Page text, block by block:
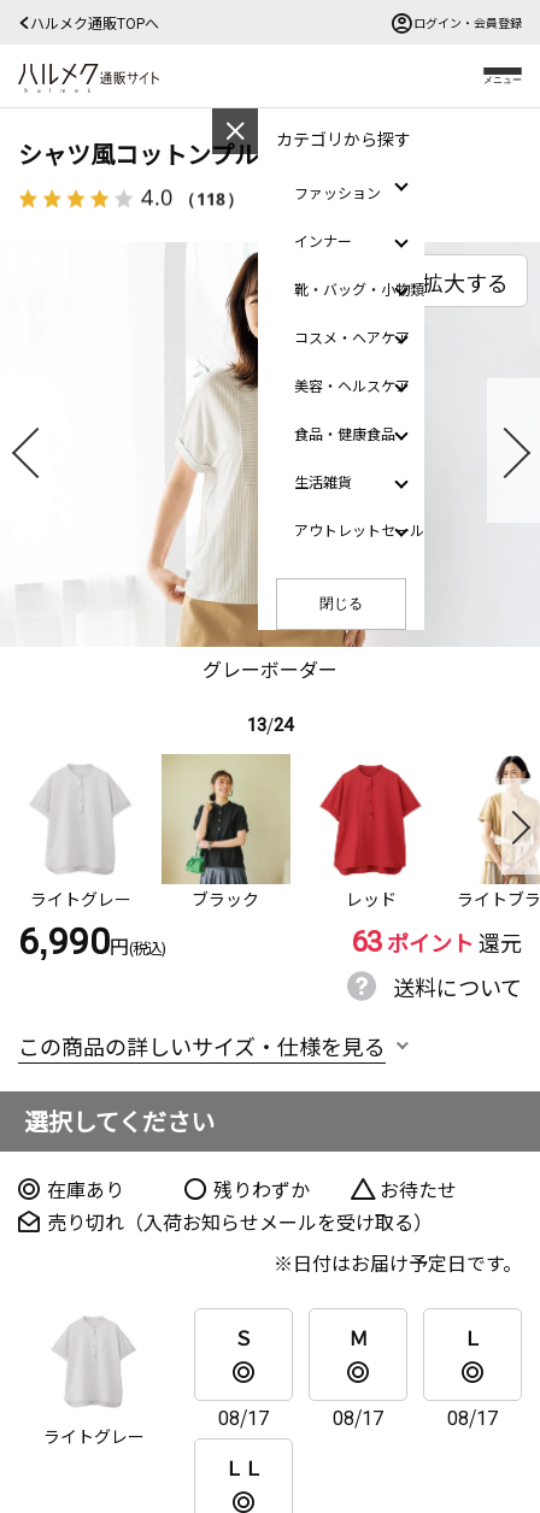
ハルメク通販TOPへ ログイン・会員登録
メニュー
カテゴリから探す
ファッション
インナー
靴・バッグ・小物類
コスメ・ヘアケア
美容・ヘルスケア
食品・健康食品
生活雑貨
アウトレットセール
閉じる
シャツ風コットンプルオーバー
4.0 （118） レビューを見る
グレーボーダー
拡大する
13/24
ライトグレー ブラック レッド ライトブ
6,990円(税込) 63ポイント 還元
送料について
この商品の詳しいサイズ・仕様を見る
選択してください
在庫あり 残りわずか
お待たせ
売り切れ（入荷お知らせメールを受け取る）
日付はお届け予定日です。
ライトグレー
Ｓ
08/17
Ｍ
08/17
Ｌ
08/17
ＬＬ